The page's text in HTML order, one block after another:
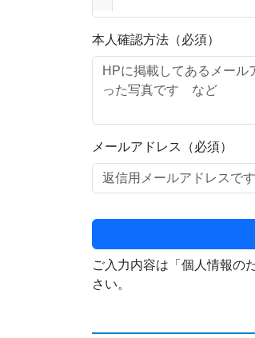
本人確認方法（必須）
メールアドレス（必須）
ご入力内容は「個人情報の
さい。